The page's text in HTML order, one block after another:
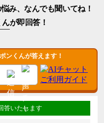
み、なんでも聞いてね！
んが即回答！
ンくんが答えます！